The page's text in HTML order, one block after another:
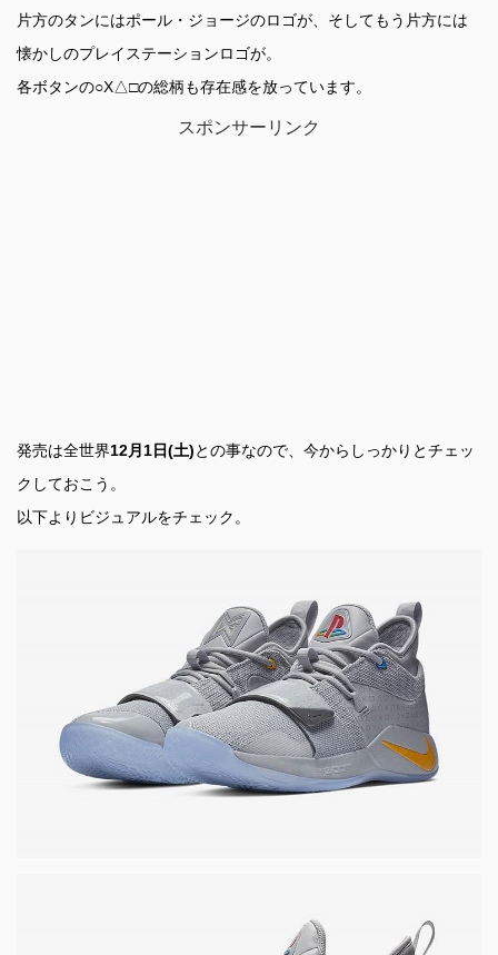
片方のタンにはポール・ジョージのロゴが、そしてもう片方には
懐かしのプレイステーションロゴが。
各ボタンの○X△□の総柄も存在感を放っています。
スポンサーリンク
発売は全世界12月1日(土)との事なので、今からしっかりとチェッ
クしておこう。
以下よりビジュアルをチェック。